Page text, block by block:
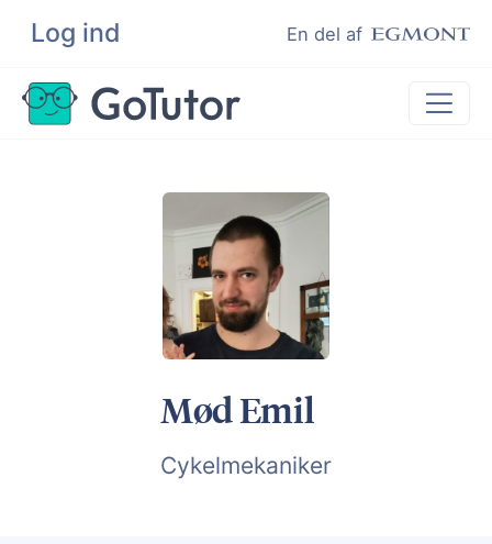
Log ind En del af
Søg
Lektiehjælp
Eksamenshjælp
Hjælp til ordblinde
Kundeudtalelser
Undervisere
Mød Emil
Cykelmekaniker